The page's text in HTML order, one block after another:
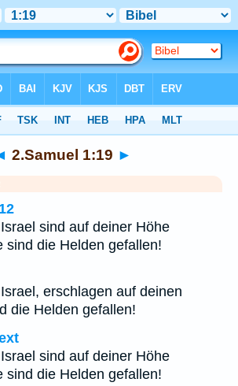
2.Samuel 1:19 ►
sind auf deiner Höhe
sind die Helden gefallen!
erschlagen auf deinen
die Helden gefallen!
sind auf deiner Höhe
sind die Helden gefallen!